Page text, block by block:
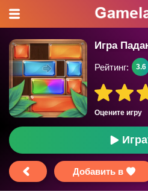
Игра
Оцените игру
Рейтинг: 3.6
Добавить в